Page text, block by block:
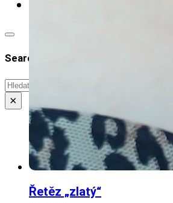
Search site
Hledat
×
Řetěz „zlatý“